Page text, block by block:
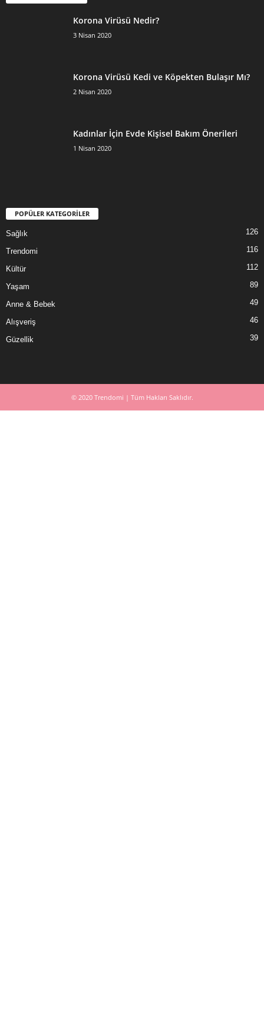
Korona Virüsü Nedir?
3 Nisan 2020
Korona Virüsü Kedi ve Köpekten Bulaşır Mı?
2 Nisan 2020
Kadınlar İçin Evde Kişisel Bakım Önerileri
1 Nisan 2020
POPÜLER KATEGORİLER
Sağlık 126
Trendomi 116
Kültür 112
Yaşam 89
Anne & Bebek 49
Alışveriş 46
Güzellik 39
© 2020 Trendomi | Tüm Hakları Saklıdır.